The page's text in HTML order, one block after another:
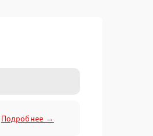
Подробнее →